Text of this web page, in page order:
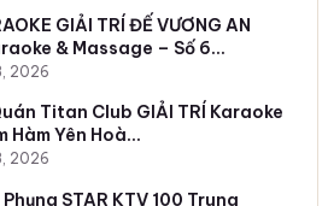
GIẢI TRÍ ĐẾ VƯƠNG AN
& Massage – Số 6…
2026
Titan Club GIẢI TRÍ Karaoke
Hàm Yên Hoà…
2026
STAR KTV 100 Trung